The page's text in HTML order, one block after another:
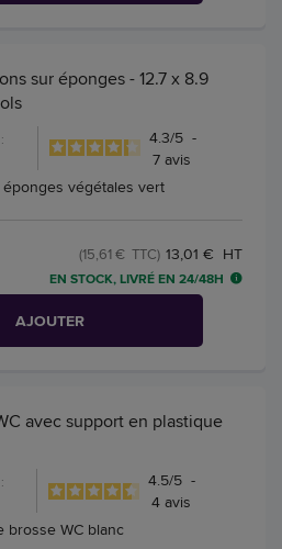
sur éponges - 12.7 x 8.9
4.3/5 -
7 avis
éponges végétales vert
13,01 € HT
(15,61 € TTC)
EN STOCK, LIVRÉ EN 24/48H
AJOUTER
avec support en plastique
4.5/5 -
4 avis
brosse WC blanc